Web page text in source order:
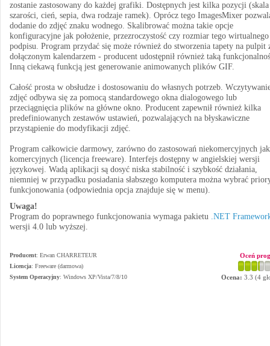
zostanie zastosowany do każdej grafiki. Dostępnych jest kilka pozycji (skala
szarości, cień, sepia, dwa rodzaje ramek). Oprócz tego ImagesMixer
dodanie do zdjęć znaku wodnego. Skalibrować można takie opcje
konfiguracyjne jak położenie, przezroczystość czy rozmiar tego wirtualnego
podpisu. Program przydać się może również do stworzenia tapety na pulpit
dołączonym kalendarzem - producent udostępnił również taką
Inną ciekawą funkcją jest generowanie animowanych plików GIF.
Całość prosta w obsłudze i dostosowaniu do własnych potrzeb.
zdjęć odbywa się za pomocą standardowego okna dialogowego lub
przeciągnięcia plików na główne okno. Producent zapewnił również kilka
predefiniowanych zestawów ustawień, pozwalających na błyskawiczne
przystąpienie do modyfikacji zdjęć.
Program całkowicie darmowy, zarówno do zastosowań niekomercyjnych
komercyjnych (licencja freeware). Interfejs dostępny w angielskiej wersji
językowej. Wadą aplikacji są dosyć niska stabilność i szybkość działania,
niemniej w przypadku posiadania słabszego komputera można wybrać
funkcjonowania (odpowiednia opcja znajduje się w menu).
Uwaga!
Program do poprawnego funkcjonowania wymaga pakietu .NET
wersji 4.0 lub wyższej.
Producent: Erwan CHARRETEUR
Licencja: Freeware (darmowa)
System Operacyjny: Windows XP/Vista/7/8/10
Oceń
Ocena: 3.3 (4